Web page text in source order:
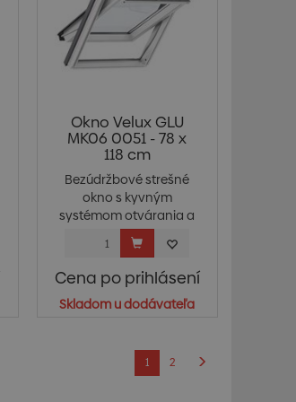
Okno Velux GLU
MK06 0051 - 78 x
118 cm
Bezúdržbové strešné
okno s kyvným
systémom otvárania a
ovlád...
Cena po prihlásení
Skladom u dodávateľa
1 2